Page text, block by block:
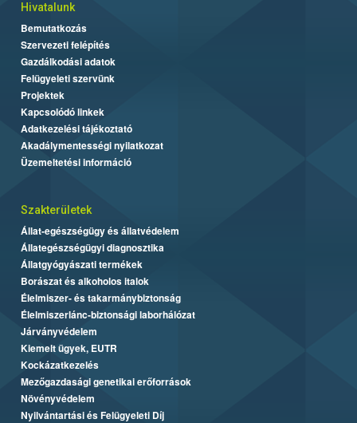
Hivatalunk
Bemutatkozás
Szervezeti felépítés
Gazdálkodási adatok
Felügyeleti szervünk
Projektek
Kapcsolódó linkek
Adatkezelési tájékoztató
Akadálymentességi nyilatkozat
Üzemeltetési információ
Szakterületek
Állat-egészségügy és állatvédelem
Állategészségügyi diagnosztika
Állatgyógyászati termékek
Borászat és alkoholos italok
Élelmiszer- és takarmánybiztonság
Élelmiszerlánc-biztonsági laborhálózat
Járványvédelem
Kiemelt ügyek, EUTR
Kockázatkezelés
Mezőgazdasági genetikai erőforrások
Növényvédelem
Nyilvántartási és Felügyeleti Díj